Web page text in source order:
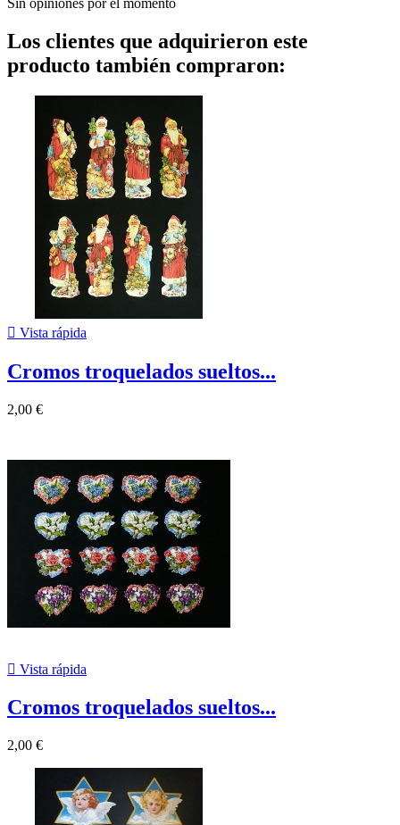
Los clientes que adquirieron este
producto también compraron:
 Vista rápida
Cromos troquelados sueltos...
2,00 €
 Vista rápida
Cromos troquelados sueltos...
2,00 €